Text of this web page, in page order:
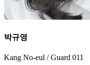
박규영
Kang No-eul / Guard 011